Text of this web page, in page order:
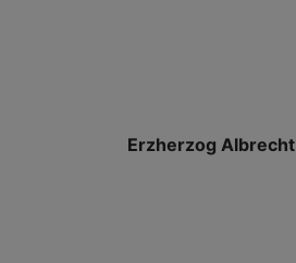
Erzherzog Albrecht